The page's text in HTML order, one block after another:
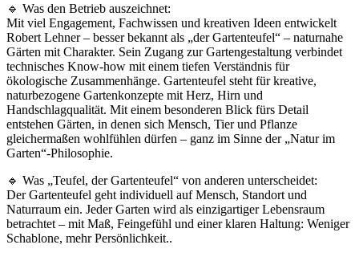
🔹 Was den Betrieb auszeichnet:
Mit viel Engagement, Fachwissen und kreativen Ideen entwickelt
Robert Lehner – besser bekannt als „der Gartenteufel“ – naturnahe
Gärten mit Charakter. Sein Zugang zur Gartengestaltung verbindet
technisches Know-how mit einem tiefen Verständnis für
ökologische Zusammenhänge. Gartenteufel steht für kreative,
naturbezogene Gartenkonzepte mit Herz, Hirn und
Handschlagqualität. Mit einem besonderen Blick fürs Detail
entstehen Gärten, in denen sich Mensch, Tier und Pflanze
gleichermaßen wohlfühlen dürfen – ganz im Sinne der „Natur im
Garten“-Philosophie.
🔹 Was „Teufel, der Gartenteufel“ von anderen unterscheidet:
Der Gartenteufel geht individuell auf Mensch, Standort und
Naturraum ein. Jeder Garten wird als einzigartiger Lebensraum
betrachtet – mit Maß, Feingefühl und einer klaren Haltung: Weniger
Schablone, mehr Persönlichkeit..